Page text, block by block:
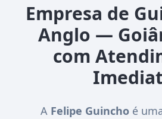
Empresa de
Anglo —
com
A Felipe Guincho é